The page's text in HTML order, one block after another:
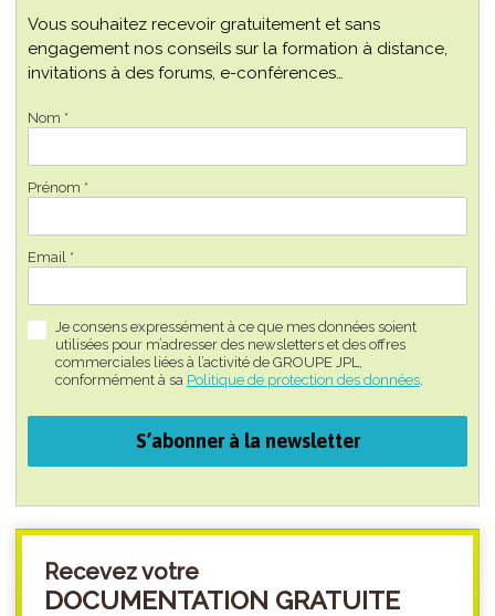
Vous souhaitez recevoir gratuitement et sans
engagement nos conseils sur la formation à distance,
invitations à des forums, e-conférences…
Nom *
Prénom *
Email *
Je consens expressément à ce que mes données soient
utilisées pour m’adresser des newsletters et des offres
commerciales liées à l’activité de GROUPE JPL,
conformément à sa Politique de protection des données.
S’abonner à la newsletter
Recevez votre
DOCUMENTATION GRATUITE